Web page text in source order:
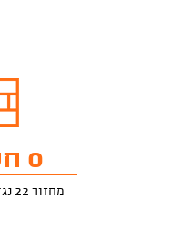
0 חסימות
מחזור 22 נגד קריית אתא בחוץ